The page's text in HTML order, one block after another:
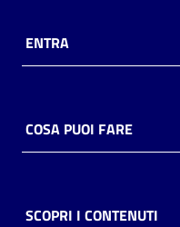
ENTRA
COSA PUOI FARE
SCOPRI I CONTENUTI